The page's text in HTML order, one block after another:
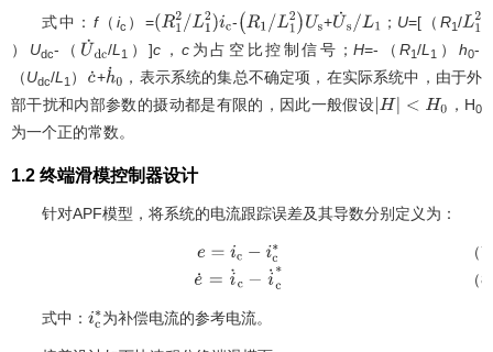
式中： f（ ic ）= ( R12/L12)ic
- ( R1/L12)Us
+ U˙s / L1
； U=[（ R1/
） Udc-（ U˙dc
/L 1 ）]c ，c 为占空比控制信号；H=-（R1/L 1 ） h0-
（Udc/L 1 ） c ˙
+ h˙0
，表示系统的集总不确定项，在实际系统中，由于外
部干扰和内部参数的摄动都是有限的，因此一般假设
|H ，H0
为一个正的常数。
1.2 终端滑模控制器设计
针对APF模型，将系统的电流跟踪误差及其导数分别定义为：
e= ic− ic∗
（
e˙= i˙c −i˙ （
式中： ic∗
为补偿电流的参考电流。